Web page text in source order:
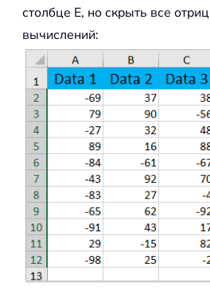
столбце E, но скрыть все
вычислений: